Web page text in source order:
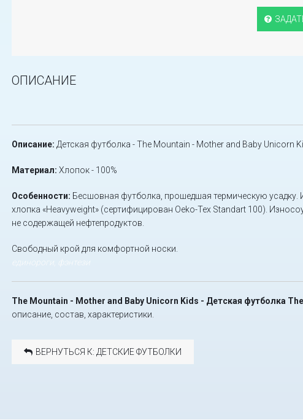
ОПИСАНИЕ
Описание: Детская футболка - The Mountain - Mother and Baby Unicorn
Материал: Хлопок - 100%
Особенности: Бесшовная футболка, прошедшая термическую усадку.
хлопка «Heavyweight» (сертифицирован Oeko-Tex Standart 100).
не содержащей нефтепродуктов.
Свободный крой для комфортной носки.
единороги, фэнтези
The Mountain - Mother and Baby Unicorn Kids - Детская футболка
описание, состав, характеристики.
ВЕРНУТЬСЯ К: ДЕТСКИЕ ФУТБОЛКИ